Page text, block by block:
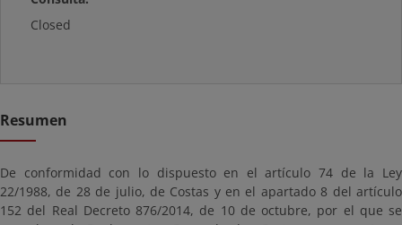
Closed
Resumen
De conformidad con lo dispuesto en el artículo 74 de la Ley
22/1988, de 28 de julio, de Costas y en el apartado 8 del artículo
152 del Real Decreto 876/2014, de 10 de octubre, por el que se